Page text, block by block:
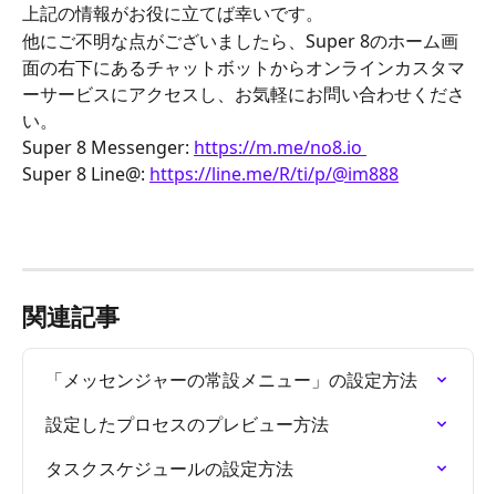
上記の情報がお役に立てば幸いです。
他にご不明な点がございましたら、Super 8のホーム画
面の右下にあるチャットボットからオンラインカスタマ
ーサービスにアクセスし、お気軽にお問い合わせくださ
い。
Super 8 Messenger: https://m.me/no8.io
Super 8 Line@: https://line.me/R/ti/p/@im888
関連記事
「メッセンジャーの常設メニュー」の設定方法
設定したプロセスのプレビュー方法
タスクスケジュールの設定方法